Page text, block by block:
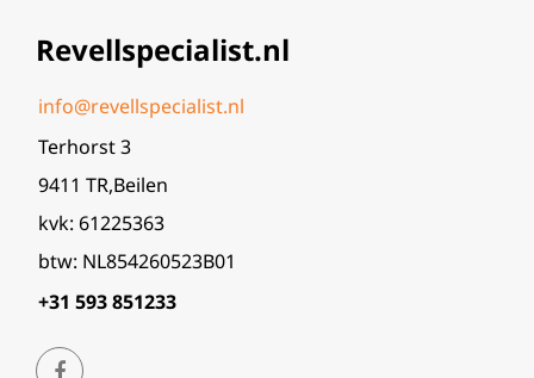
Revellspecialist.nl
info@revellspecialist.nl
Terhorst 3
9411 TR,Beilen
kvk: 61225363
btw: NL854260523B01
+31 593 851233